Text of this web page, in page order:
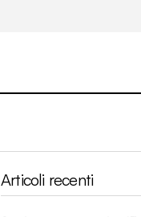
commercio mondiale
chip), ma rallenta
Articoli recenti